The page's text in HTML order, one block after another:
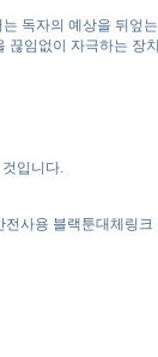
독자의 예상을 뒤엎
임없이 자극하는 장
입니다.
사용 블랙툰대체링